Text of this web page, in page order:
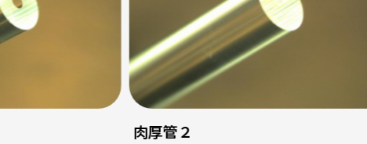
肉厚管３